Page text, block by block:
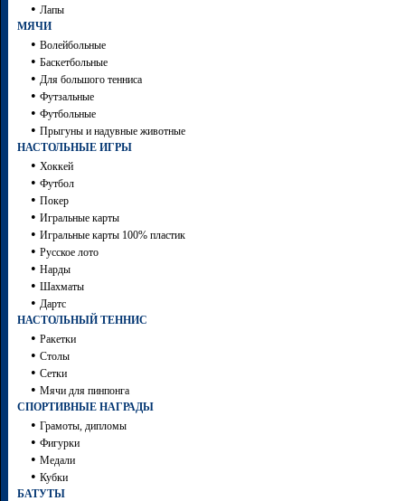
• Лапы
МЯЧИ
• Волейбольные
• Баскетбольные
• Для большого тенниса
• Футзальные
• Футбольные
• Прыгуны и надувные животные
НАСТОЛЬНЫЕ ИГРЫ
• Хоккей
• Футбол
• Покер
• Игральные карты
• Игральные карты 100% пластик
• Русское лото
• Нарды
• Шахматы
• Дартc
НАСТОЛЬНЫЙ ТЕННИС
• Ракетки
• Столы
• Сетки
• Мячи для пинпонга
СПОРТИВНЫЕ НАГРАДЫ
• Грамоты, дипломы
• Фигурки
• Медали
• Кубки
БАТУТЫ